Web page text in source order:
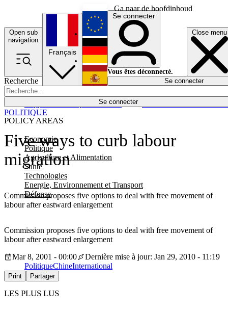
Ga naar de hoofdinhoud
Open sub
navigation
Close menu
Recherche
Se connecter
POLICY AREAS
Economie
Politique
Agriculture et Alimentation
Santé
Technologies
Energie, Environnement et Transport
Défense
Économie
Français
English
Deutsch
Español
Se connecter
Vous êtes déconnecté.
Se connecter
Five ways to curb labour
migration
Commission proposes five options to deal with free movement of
labour after eastward enlargement
POLITIQUE
Commission proposes five options to deal with free movement of
labour after eastward enlargement
Mar 8, 2001 - 00:00
Dernière mise à jour: Jan 29, 2010 - 11:19
PolitiqueChineInternational
Print Partager
LES PLUS LUS